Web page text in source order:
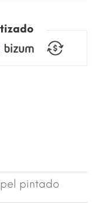
pintado